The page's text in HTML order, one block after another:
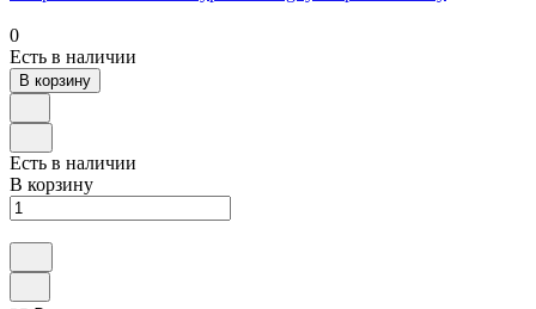
0
Есть в наличии
В корзину
Есть в наличии
В корзину